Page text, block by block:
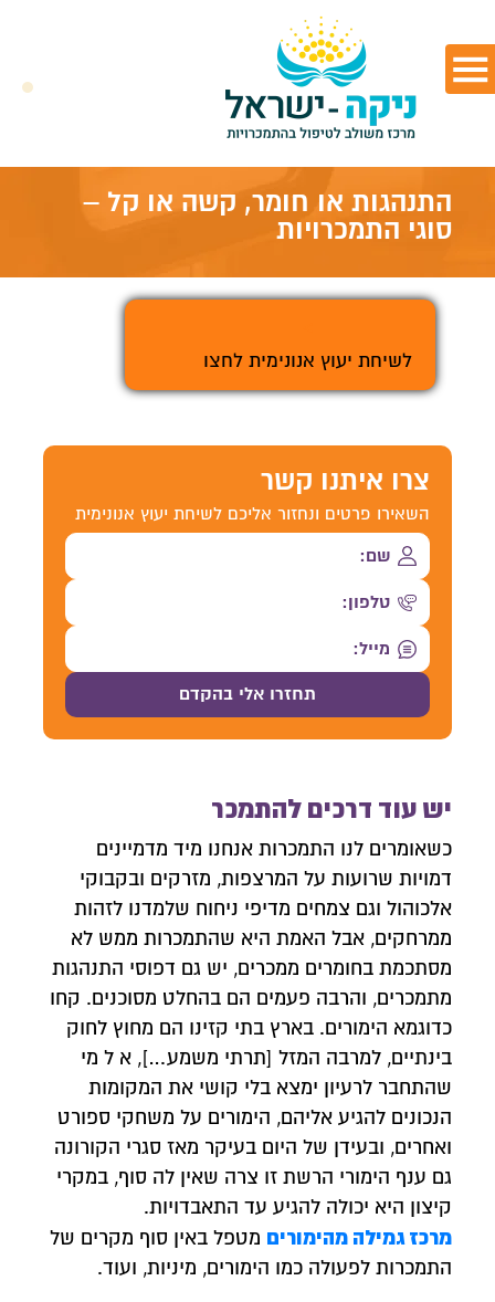
התנהגות או חומר, קשה או קל –
סוגי התמכרויות
לשיחת יעוץ אנונימית לחצו
צרו איתנו קשר
השאירו פרטים ונחזור אליכם לשיחת יעוץ אנונימית
יש עוד דרכים להתמכר
כשאומרים לנו התמכרות אנחנו מיד מדמיינים
דמויות שרועות על המרצפות, מזרקים ובקבוקי
אלכוהול וגם צמחים מדיפי ניחוח שלמדנו לזהות
ממרחקים, אבל האמת היא שהתמכרות ממש לא
מסתכמת בחומרים ממכרים, יש גם דפוסי התנהגות
מתמכרים, והרבה פעמים הם בהחלט מסוכנים. קחו
כדוגמא הימורים. בארץ בתי קזינו הם מחוץ לחוק
בינתיים, למרבה המזל [תרתי משמע…], א ל מי
שהתחבר לרעיון ימצא בלי קושי את המקומות
הנכונים להגיע אליהם, הימורים על משחקי ספורט
ואחרים, ובעידן של היום בעיקר מאז סגרי הקורונה
גם ענף הימורי הרשת זו צרה שאין לה סוף, במקרי
קיצון היא יכולה להגיע עד התאבדויות.
מרכז גמילה מהימורים מטפל באין סוף מקרים של
התמכרות לפעולה כמו הימורים, מיניות, ועוד.